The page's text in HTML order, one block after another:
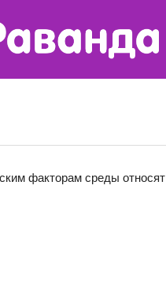
факторам среды относят